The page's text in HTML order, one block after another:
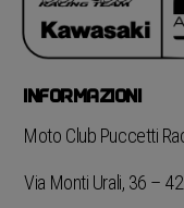
INFORMAZIONI
Moto Club Puccetti
Via Monti Urali, 36 –